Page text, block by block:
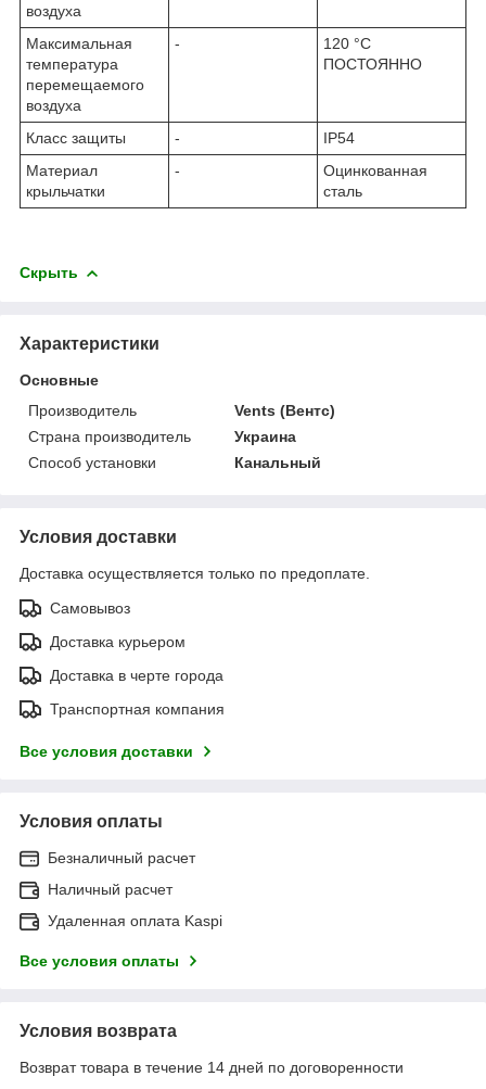
воздуха
Максимальная
температура
перемещаемого
воздуха
-
120 °C
ПОСТОЯННО
Класс защиты -
IP54
Материал
крыльчатки
-
Оцинкованная
сталь
Скрыть
Характеристики
Основные
Производитель
Vents (Вентс)
Страна производитель
Украина
Способ установки
Канальный
Условия доставки
Доставка осуществляется только по предоплате.
Самовывоз
Доставка курьером
Доставка в черте города
Транспортная компания
Все условия доставки
Условия оплаты
Безналичный расчет
Наличный расчет
Удаленная оплата Kaspi
Все условия оплаты
Условия возврата
Возврат товара в течение 14 дней по договоренности